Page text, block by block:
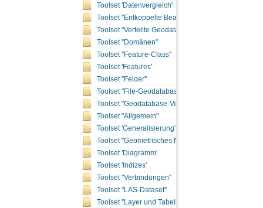
Toolset 'Datenvergleich'
Toolset "Entkoppelte Bearbeitung"
Toolset "Verteilte Geodatabase"
Toolset "Domänen"
Toolset "Feature-Class"
Toolset 'Features'
Toolset "Felder"
Toolset "File-Geodatabase"
Toolset "Geodatabase-Verwaltung"
Toolset "Allgemein"
Toolset 'Generalisierung'
Toolset "Geometrisches Netzwerk"
Toolset 'Diagramm'
Toolset 'Indizes'
Toolset "Verbindungen"
Toolset "LAS-Dataset"
Toolset "Layer und Tabellensichten"